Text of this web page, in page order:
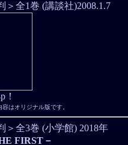
＞全1巻 (講談社)2008.1.7
！
はオリジナル版です。
＞全3巻 (小学館)2018年
FIRST－